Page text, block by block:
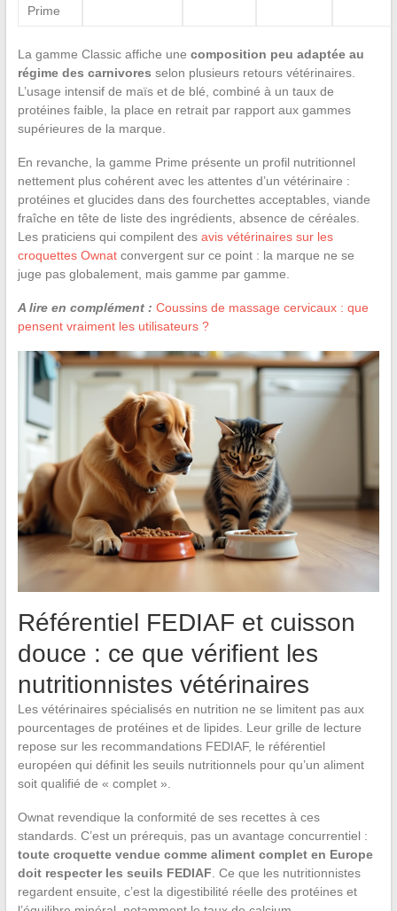
Prime
La gamme Classic affiche une composition peu adaptée au
régime des carnivores selon plusieurs retours vétérinaires.
L’usage intensif de maïs et de blé, combiné à un taux de
protéines faible, la place en retrait par rapport aux gammes
supérieures de la marque.
En revanche, la gamme Prime présente un profil nutritionnel
nettement plus cohérent avec les attentes d’un vétérinaire :
protéines et glucides dans des fourchettes acceptables, viande
fraîche en tête de liste des ingrédients, absence de céréales.
Les praticiens qui compilent des avis vétérinaires sur les
croquettes Ownatconvergent sur ce point : la marque ne se
juge pas globalement, mais gamme par gamme.
A lire en complément : Coussins de massage cervicaux : que
pensent vraiment les utilisateurs ?
Référentiel FEDIAF et cuisson
douce : ce que vérifient les
nutritionnistes vétérinaires
Les vétérinaires spécialisés en nutrition ne se limitent pas aux
pourcentages de protéines et de lipides. Leur grille de lecture
repose sur les recommandations FEDIAF, le référentiel
européen qui définit les seuils nutritionnels pour qu’un aliment
soit qualifié de « complet ».
Ownat revendique la conformité de ses recettes à ces
standards. C’est un prérequis, pas un avantage concurrentiel :
toute croquette vendue comme aliment complet en Europe
doit respecter les seuils FEDIAF . Ce que les nutritionnistes
regardent ensuite, c’est la digestibilité réelle des protéines et